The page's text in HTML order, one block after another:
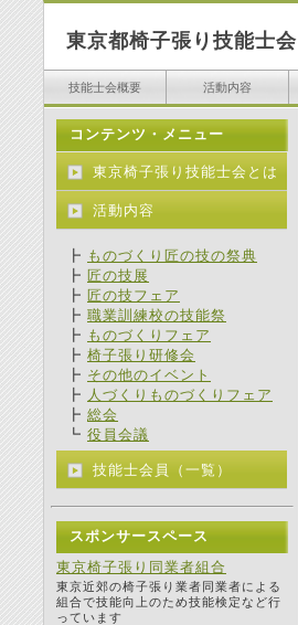
東京都椅子張り技能士会
技能士会概要 活動内容
コンテンツ・メニュー
東京椅子張り技能士会とは
活動内容
┣ ものづくり匠の技の祭典
┣ 匠の技展
┣ 匠の技フェア
┣ 職業訓練校の技能祭
┣ ものづくりフェア
┣ 椅子張り研修会
┣ その他のイベント
┣ 人づくりものづくりフェア
┣ 総会
┗ 役員会議
技能士会員（一覧）
スポンサースペース
東京椅子張り同業者組合
東京近郊の椅子張り業者同業者による
組合で技能向上のため技能検定など行
っています